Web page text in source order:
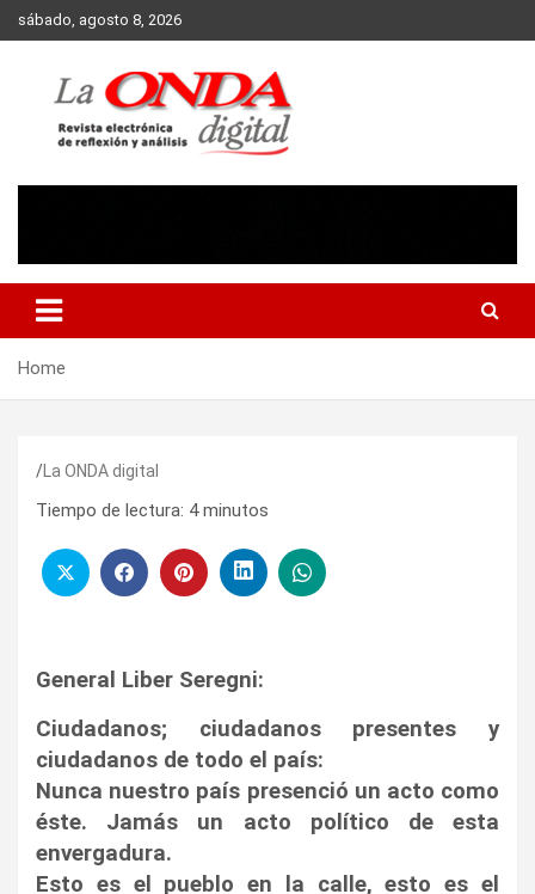
Skip
to
sábado, agosto 8, 2026
Home
La ONDA digital
Tiempo de lectura: 4 minutos
General Liber Seregni:
Ciudadanos; ciudadanos presentes y
ciudadanos de todo el país:
Nunca nuestro país presenció un acto como
éste. Jamás un acto político de esta
envergadura.
Esto es el pueblo en la calle, esto es el